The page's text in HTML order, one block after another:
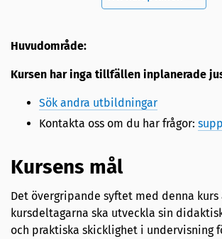
Huvudområde:
Kursen har inga tillfällen inplanerade
Sök andra utbildningar
Kontakta oss om du har frågor:
Kursens mål
Det övergripande syftet med denna
kursdeltagarna ska utveckla sin
och praktiska skicklighet i undervisning